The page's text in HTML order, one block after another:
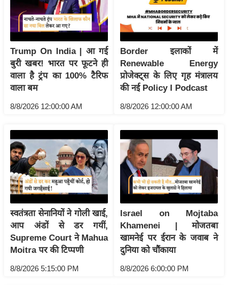
6
क्रा
इ
म
ई
-
मि
सा
ल
बे
मि
सा
ल
श
ख्सि
Trump On India | आ गई
बुरी खबर! भारत पर फूटने ही
वाला है ट्रंप का 100% टैरिफ
वाला बम
8/8/2026 12:00:00 AM
Border इलाकों में
Renewable Energy
प्रोजेक्ट्स के लिए गृह मंत्रालय
की नई Policy I Podcast
8/8/2026 12:00:00 AM
स्वतंत्रता सेनानियों ने गोली खाई,
आप अंडों से डर गयीं,
Supreme Court ने Mahua
Moitra पर की टिप्पणी
8/8/2026 5:15:00 PM
Israel on Mojtaba
Khamenei | मोजतबा
खामनेई पर ईरान के जवाब ने
दुनिया को चौंकाया
8/8/2026 6:00:00 PM